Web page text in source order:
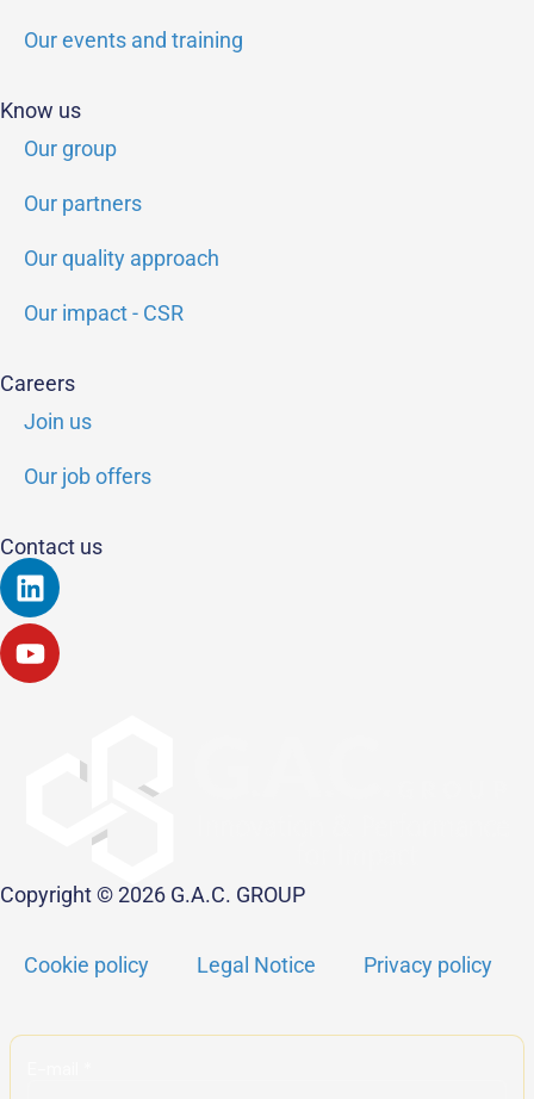
Our events and training
Know us
Our group
Our partners
Our quality approach
Our impact - CSR
Careers
Join us
Our job offers
Contact us
Linkedin
Youtube
Copyright © 2026 G.A.C. GROUP
Cookie policy Legal Notice Privacy policy